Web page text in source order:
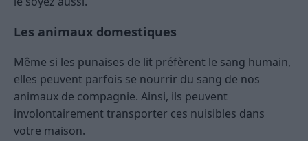
Les animaux domestiques
Même si les punaises de lit préfèrent le sang humain,
elles peuvent parfois se nourrir du sang de nos
animaux de compagnie. Ainsi, ils peuvent
involontairement transporter ces nuisibles dans
votre maison.